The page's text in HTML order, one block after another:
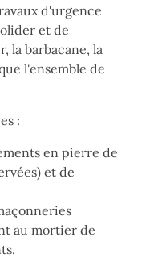
d'urgence
et de
la barbacane, la
l'ensemble de
:
en pierre de
et de
au mortier de